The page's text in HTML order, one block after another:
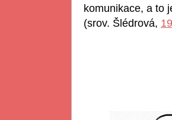
komunikace, a to
(srov. Šlédrová,